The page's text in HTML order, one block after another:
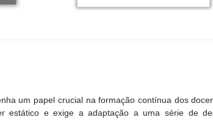
um papel crucial na formação contínua dos
estático e exige a adaptação a uma série de